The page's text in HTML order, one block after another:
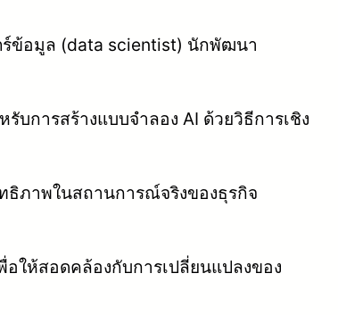
ข้อมูล (data scientist) นักพัฒนา
การสร้างแบบจำลอง AI ด้วยวิธีการเชิง
ภาพในสถานการณ์จริงของธุรกิจ
ให้สอดคล้องกับการเปลี่ยนแปลงของ